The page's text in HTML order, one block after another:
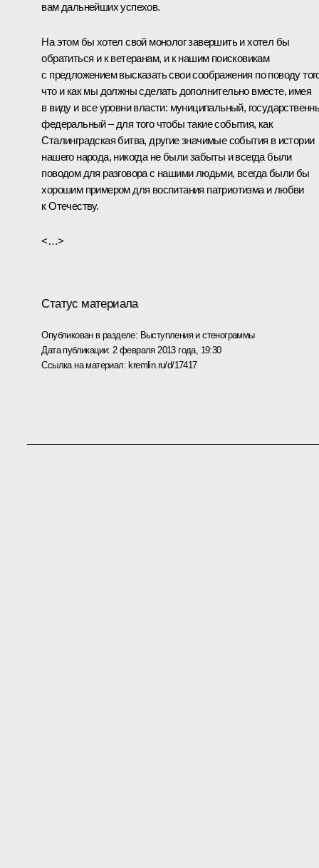
вам дальнейших успехов.
На этом бы хотел свой монолог завершить и хотел бы
обратиться и к ветеранам, и к нашим поисковикам
с предложением высказать свои соображения по поводу
что и как мы должны сделать дополнительно вместе, имея
в виду и все уровни власти: муниципальный,
федеральный – для того чтобы такие события, как
Сталинградская битва, другие значимые события в истории
нашего народа, никогда не были забыты и всегда были
поводом для разговора с нашими людьми, всегда были бы
хорошим примером для воспитания патриотизма и любви
к Отечеству.
<…>
Статус материала
Опубликован в разделе: Выступления и стенограммы
Дата публикации: 2 февраля 2013 года, 19:30
Ссылка на материал:kremlin.ru/d/17417